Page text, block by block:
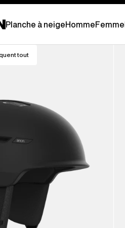
Planche à neigeHommeFemme
tout